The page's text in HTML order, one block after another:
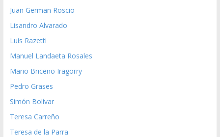
Juan German Roscio
Lisandro Alvarado
Luis Razetti
Manuel Landaeta Rosales
Mario Briceño Iragorry
Pedro Grases
Simón Bolívar
Teresa Carreño
Teresa de la Parra